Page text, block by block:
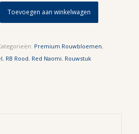
Toevoegen aan winkelwagen
Premium Rouwbloemen,
, RB Rood, Red Naomi, Rouwstuk